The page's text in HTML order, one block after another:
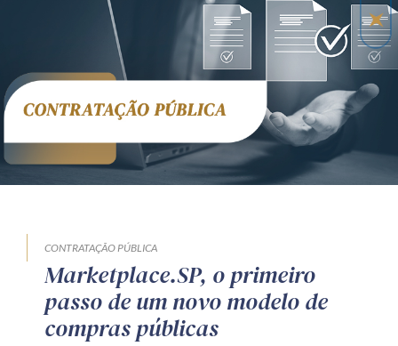
CONTRATAÇÃO PÚBLICA
Marketplace.SP, o primeiro
passo de um novo modelo de
compras públicas